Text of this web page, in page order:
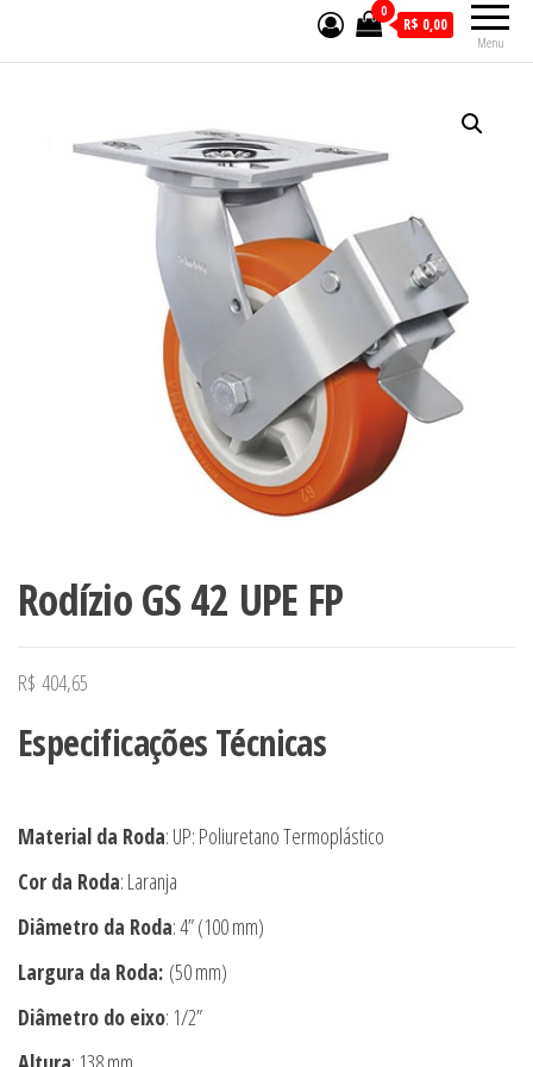
Menu
0
R$ 0,00
Rodízio GS 42 UPE FP
R$ 404,65
Especificações Técnicas
Material da Roda: UP: Poliuretano Termoplástico
Cor da Roda: Laranja
Diâmetro da Roda: 4” (100 mm)
Largura da Roda: (50 mm)
Diâmetro do eixo: 1/2”